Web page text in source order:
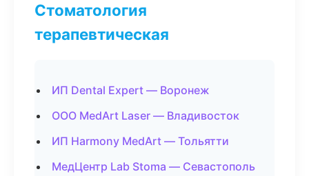
Стоматология
терапевтическая
ИП Dental Expert — Воронеж
ООО MedArt Laser — Владивосток
ИП Harmony MedArt — Тольятти
МедЦентр Lab Stoma — Севастополь